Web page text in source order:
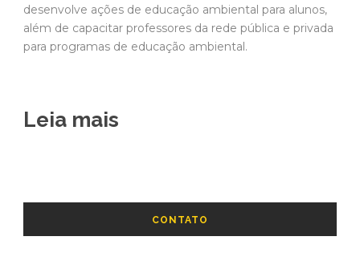
desenvolve ações de educação ambiental para alunos,
além de capacitar professores da rede pública e privada
para programas de educação ambiental.
Leia mais
CONTATO